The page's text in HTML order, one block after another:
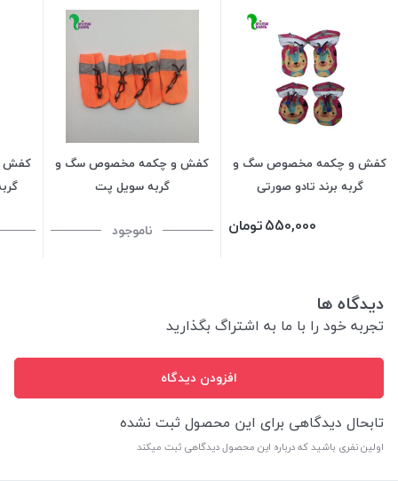
کفش و چکمه مخصوص سگ و
گربه برند تادو صورتی
550,000تومان
کفش و چکمه مخصوص سگ و
گربه سویل پت
ناموجود
کفش
دیدگاه ها
تجربه خود را با ما به اشتراگ بگذارید
افزودن دیدگاه
تابحال دیدگاهی برای این محصول ثبت نشده
اولین نفری باشید که درباره این محصول دیدگاهی ثبت میکند